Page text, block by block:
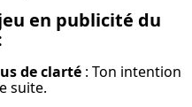
en publicité du
de clarté : Ton intention
suite.